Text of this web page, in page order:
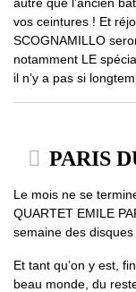
vos ceintures ! Et
SCOGNAMILLO
notamment LE
il n’y a pas si
PARIS
Le mois ne se
QUARTET EMILE
semaine des disques
Et tant qu’on y est,
beau monde, du